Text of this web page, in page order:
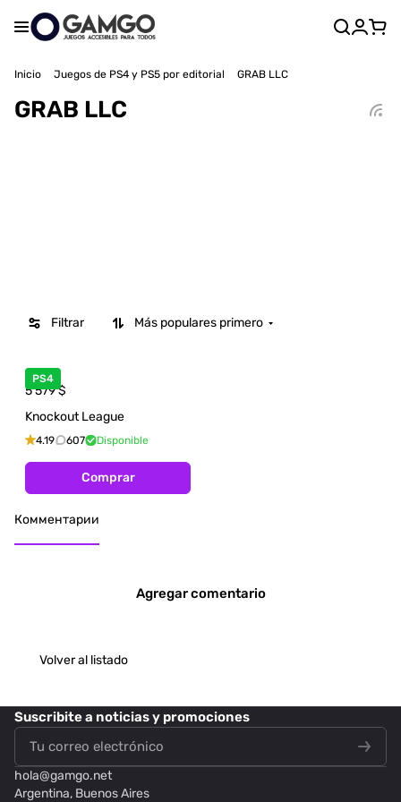
Inicio Juegos de PS4 y PS5 por editorial GRAB LLC
GRAB LLC
Filtrar Más populares primero
PS4
5 579$
Knockout League
4.19 607 Disponible
Comprar
Комментарии
Agregar comentario
Volver al listado
Suscribitea noticias y promociones
hola@gamgo.net
Argentina, Buenos Aires